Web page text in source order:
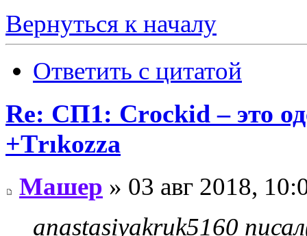
Вернуться к началу
Ответить с цитатой
Re: СП1: Сrосkid – это
+Тrıkоzza
Машер » 03 авг 2018,
anastasiyakruk5160